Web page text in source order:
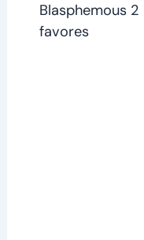
Blasphemous
favores